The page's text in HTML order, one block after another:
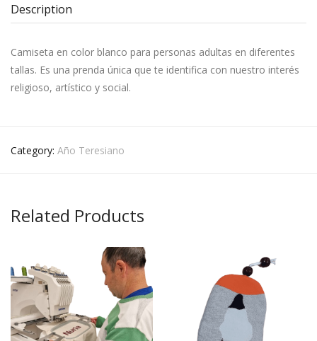
Description
Camiseta en color blanco para personas adultas en diferentes
tallas. Es una prenda única que te identifica con nuestro interés
religioso, artístico y social.
Category: Año Teresiano
Related Products